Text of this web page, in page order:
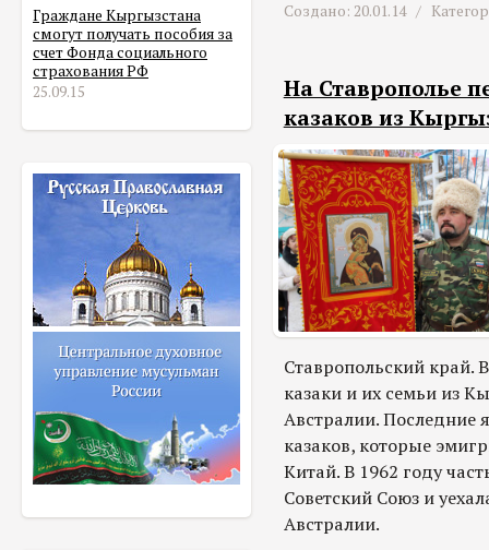
Граждане Кыргызстана
смогут получать пособия за
счет Фонда социального
страхования РФ
25.09.15
Создано: 20.01.14 /
На Ставрополье
казаков из
Ставропольский край.
казаки и их семьи из
Австралии. Последние
казаков, которые
Китай. В 1962 году
Советский Союз и
Австралии.